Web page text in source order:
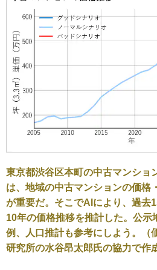
東京都渋谷区本町の中古マンショ
は、地域の中古マンションの価格
が重要だ。そこでAIにより、過去
10年の価格推移を推計した。公示
例、人口推計も参考にしよう。（
研究所の水谷昂太郎氏の協力で作